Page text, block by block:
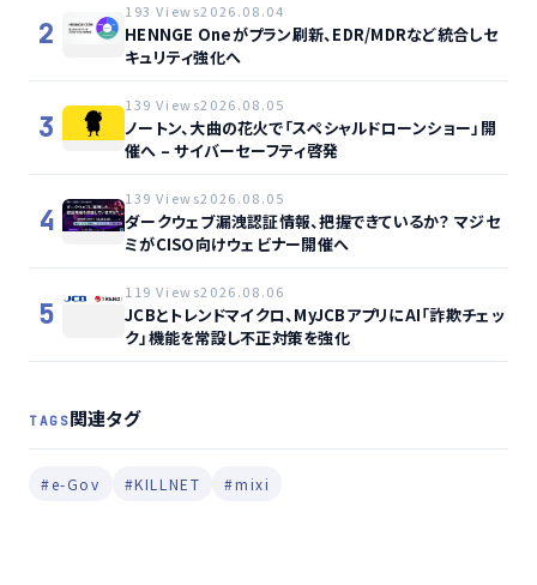
2
193 Views2026.08.04
HENNGE Oneがプラン刷新、EDR/MDRなど統合しセ
キュリティ強化へ
3
139 Views2026.08.05
ノートン、大曲の花火で「スペシャルドローンショー」開
催へ – サイバーセーフティ啓発
4
139 Views2026.08.05
ダークウェブ漏洩認証情報、把握できているか？ マジセ
ミがCISO向けウェビナー開催へ
5
119 Views2026.08.06
JCBとトレンドマイクロ、MyJCBアプリにAI「詐欺チェッ
ク」機能を常設し不正対策を強化
TAGS関連タグ
#e-Gov #KILLNET #mixi